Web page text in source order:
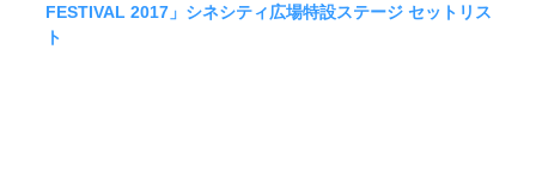
FESTIVAL 2017」シネシティ広場特設ステージ セットリス
ト